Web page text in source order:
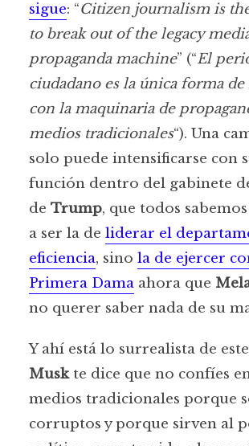
sigue: “Citizen journalism is
to break out of the legacy
propaganda machine” (“El
ciudadano es la única forma
con la maquinaria de
medios tradicionales“). Una
solo puede intensificarse con
función dentro del gabinete
de Trump, que todos
a ser la de liderar el
eficiencia, sino la de ejercer
Primera Damaahora que
no querer saber nada de su
Y ahí está lo surrealista de este
Muskte dice que no confíes
medios tradicionales porque
corruptos y porque sirven al